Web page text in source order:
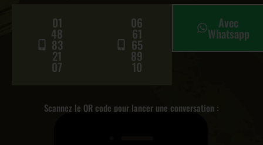
01
48
83
21
07
06
61
65
89
10
Avec
Whatsapp
Scannez le QR code pour lancer une conversation :